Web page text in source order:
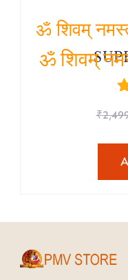
₹
ॐ शिवम्
ॐ शिवम्